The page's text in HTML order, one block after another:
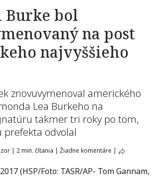
Burke bol
na post
najvyššieho
znovuvymenoval amerického
Lea Burkeho na
takmer tri roky po tom,
prefekta odvolal
| 2 min. čítania | Žiadne komentáre |
(HSP/Foto: TASR/AP- Tom Gannam,